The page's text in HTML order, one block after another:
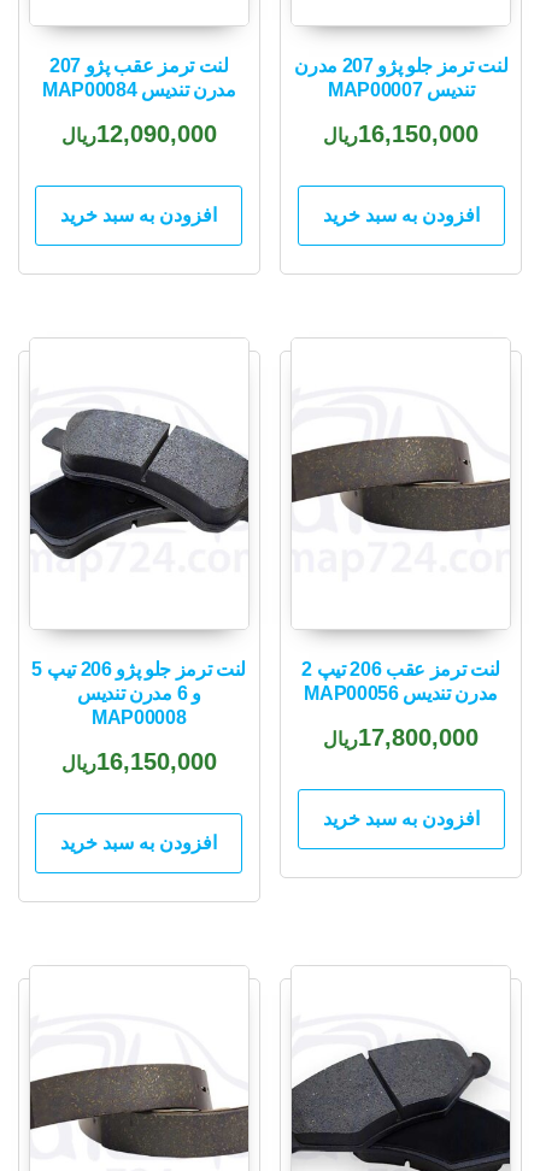
لنت ترمز جلو پژو 207 مدرن
تندیس MAP00007
16,150,000ریال
افزودن به سبد خرید
لنت ترمز عقب پژو 207
مدرن تندیس MAP00084
12,090,000ریال
افزودن به سبد خرید
لنت ترمز عقب 206 تیپ 2
مدرن تندیس MAP00056
17,800,000ریال
افزودن به سبد خرید
لنت ترمز جلو پژو 206 تیپ 5
و 6 مدرن تندیس
MAP00008
16,150,000ریال
افزودن به سبد خرید